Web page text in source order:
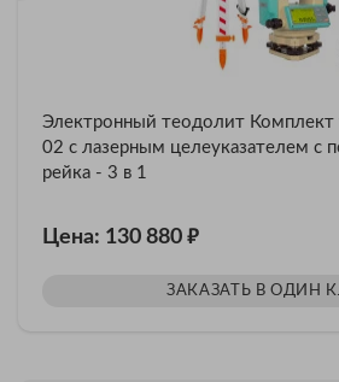
Электронный теодолит Комплект
02 с лазерным целеуказателем с
рейка - 3 в 1
Цена: 130 880 ₽
ЗАКАЗАТЬ В ОДИН